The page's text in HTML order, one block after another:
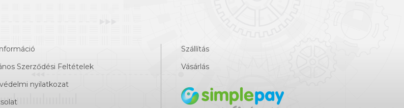
Szerződési Feltételek
nyilatkozat
Szállítás
Vásárlás